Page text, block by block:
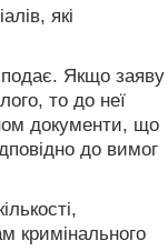
які
подає. Якщо заяву
то до неї
документи, що
до вимог
кримінального